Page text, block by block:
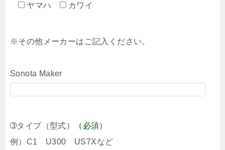
ヤマハ
カワイ
※その他メーカーはご記入ください。
Sonota Maker
➂タイプ（型式）
（必須）
例）C1 U300 US7Xなど